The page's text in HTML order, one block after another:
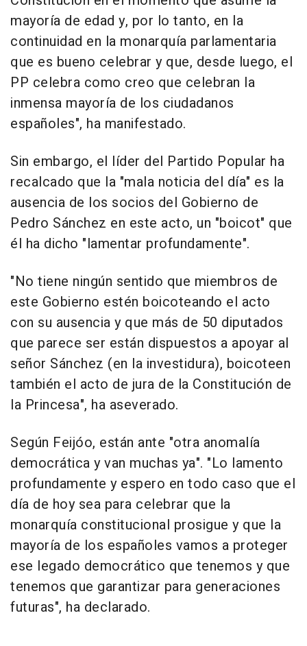
mayoría de edad y, por lo tanto, en la
continuidad en la monarquía parlamentaria
que es bueno celebrar y que, desde luego, el
PP celebra como creo que celebran la
inmensa mayoría de los ciudadanos
españoles", ha manifestado.
Sin embargo, el líder del Partido Popular ha
recalcado que la "mala noticia del día" es la
ausencia de los socios del Gobierno de
Pedro Sánchez en este acto, un "boicot" que
él ha dicho "lamentar profundamente".
"No tiene ningún sentido que miembros de
este Gobierno estén boicoteando el acto
con su ausencia y que más de 50 diputados
que parece ser están dispuestos a apoyar al
señor Sánchez (en la investidura), boicoteen
también el acto de jura de la Constitución de
la Princesa", ha aseverado.
Según Feijóo, están ante "otra anomalía
democrática y van muchas ya". "Lo lamento
profundamente y espero en todo caso que el
día de hoy sea para celebrar que la
monarquía constitucional prosigue y que la
mayoría de los españoles vamos a proteger
ese legado democrático que tenemos y que
tenemos que garantizar para generaciones
futuras", ha declarado.